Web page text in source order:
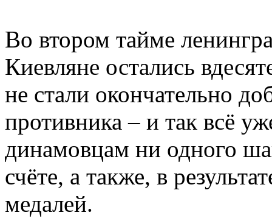
Во втором тайме
Киевляне остались
не стали окончательно
противника – и так всё
динамовцам ни одного
счёте, а также, в
медалей.